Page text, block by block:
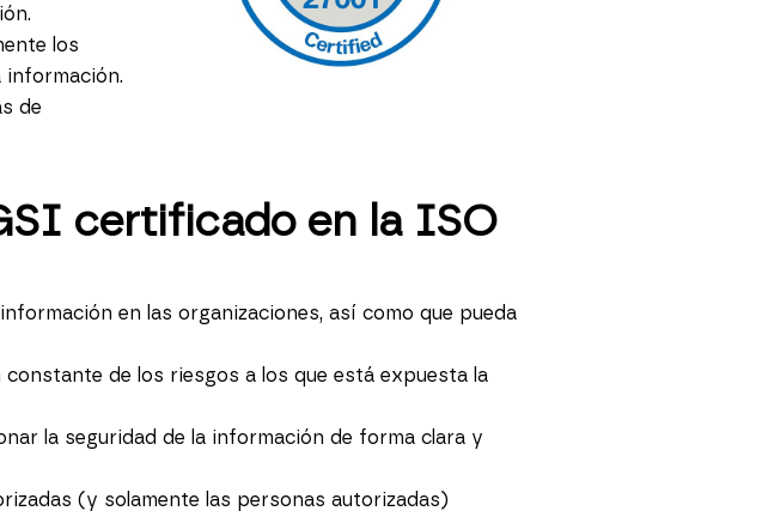
los
información.
de
certificado en la ISO
en las organizaciones, así como que pueda
de los riesgos a los que está expuesta la
la seguridad de la información de forma clara y
(y solamente las personas autorizadas)